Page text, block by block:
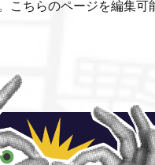
こちらのページを編集可